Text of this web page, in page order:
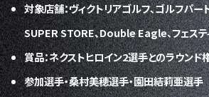
対象店舗：ヴィクトリアゴルフ、ゴルフパー
SUPER STORE、Double Eagle、フェス
賞品：ネクストヒロイン2選手とのラウンド
参加選手・桑村美穂選手・園田結莉亜選手